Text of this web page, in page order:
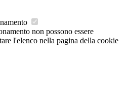
non possono essere
l'elenco nella pagina della cookie